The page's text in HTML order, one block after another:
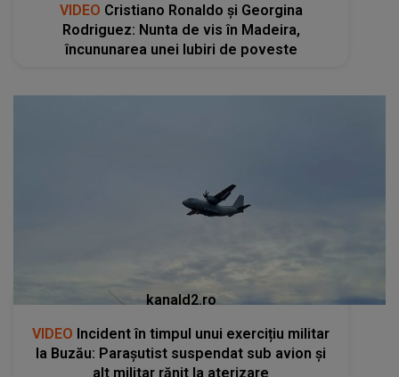
VIDEO Cristiano Ronaldo și Georgina
Rodriguez: Nunta de vis în Madeira,
încununarea unei Iubiri de poveste
kanald2.ro
VIDEO Incident în timpul unui exercițiu militar
la Buzău: Parașutist suspendat sub avion și
alt militar rănit la aterizare